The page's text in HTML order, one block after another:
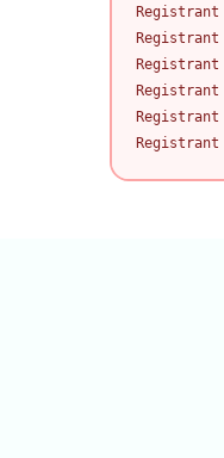
Registrant
Registrant
Registrant
Registrant